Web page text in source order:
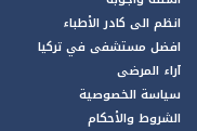
انظم الى كادر الأطباء
افضل مستشفى في تركيا
آراء المرضى
سياسة الخصوصية
الشروط والأحكام